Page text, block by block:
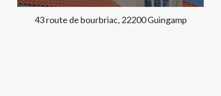
43 route de bourbriac, 22200 Guingamp